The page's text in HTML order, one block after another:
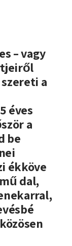
– vagy
a
éves
a
be
ékköve
dal,